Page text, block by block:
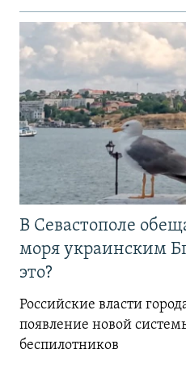
В Севастополе
моря украинским
это?
Российские власти
появление новой
беспилотников